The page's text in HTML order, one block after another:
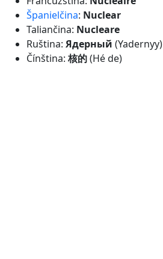
Španielčina: Nuclear
Taliančina: Nucleare
Ruština: Ядерный (Yadernyy)
Čínština: 核的(Hé de)